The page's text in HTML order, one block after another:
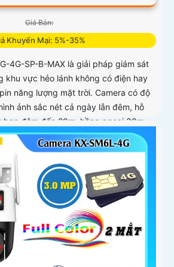
Giá Bán:
Khuyến Mại: 5%-35%
4G-SP-B-MAX là giải pháp giám sát
khu vực hẻo lánh không có điện hay
năng lượng mặt trời. Camera có độ
ảnh sắc nét cả ngày lẫn đêm, hỗ
ban đêm đến 20m, hồng ngoại 30m